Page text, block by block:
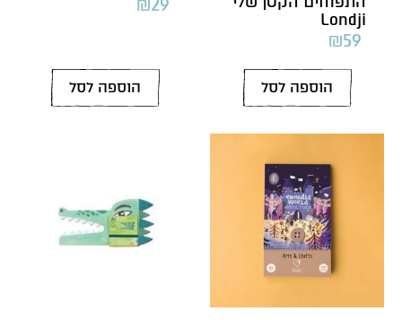
Londji
₪59
הוספה לסל
₪29
הוספה לסל